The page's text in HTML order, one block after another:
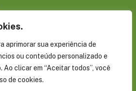
aprimorar sua experiência de
ou conteúdo personalizado e
clicar em “Aceitar todos”, você
de cookies.